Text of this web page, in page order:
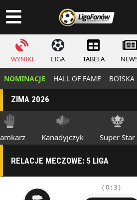
WYNIKI LIGA TABELA
NOMINACJE HALL OF FAME BOISKA
ZIMA 2026
Kanadyjczyk Super Star
RELACJE MECZOWE: 5 LIGA
( 0 : 3 )